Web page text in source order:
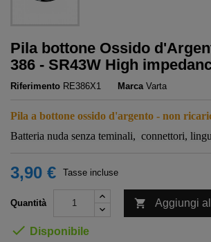
Pila bottone Ossido
386 - SR43W High
Riferimento RE386X1 Marca Varta
Pila a bottone ossido d'argento - non
Batteria nuda senza teminali, connettori,
3,90 € Tasse incluse
Quantità  Aggiungi
 Disponibile